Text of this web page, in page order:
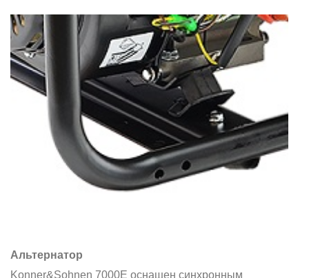
Альтернатор
Konner&Sohnen 7000E оснащен синхронным